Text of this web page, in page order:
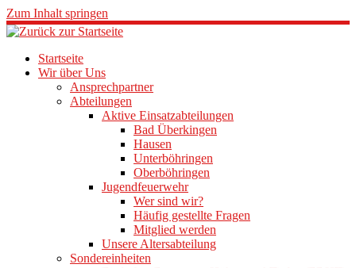
Zum Inhalt springen
Startseite
Wir über Uns
Ansprechpartner
Abteilungen
Aktive Einsatzabteilungen
Bad Überkingen
Hausen
Unterböhringen
Oberböhringen
Jugendfeuerwehr
Wer sind wir?
Häufig gestellte Fragen
Mitglied werden
Unsere Altersabteilung
Sondereinheiten